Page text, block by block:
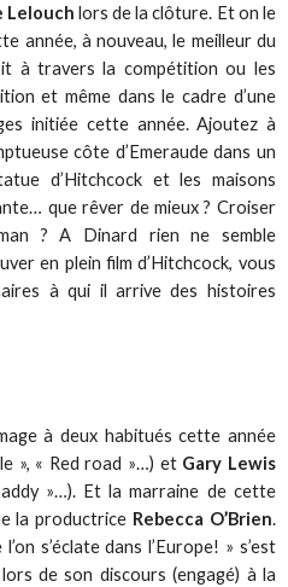
Lelouch lors de la clôture. Et on le
année, à nouveau, le meilleur du
à travers la compétition ou les
et même dans le cadre d’une
initiée cette année. Ajoutez à
côte d’Emeraude dans un
d’Hitchcock et les maisons
que rêver de mieux ? Croiser
? A Dinard rien ne semble
en plein film d’Hitchcock, vous
à qui il arrive des histoires
à deux habitués cette année
», « Red road »…) et Gary Lewis
»…). Et la marraine de cette
la productrice Rebecca O’Brien.
s’éclate dans l’Europe! » s’est
de son discours (engagé) à la